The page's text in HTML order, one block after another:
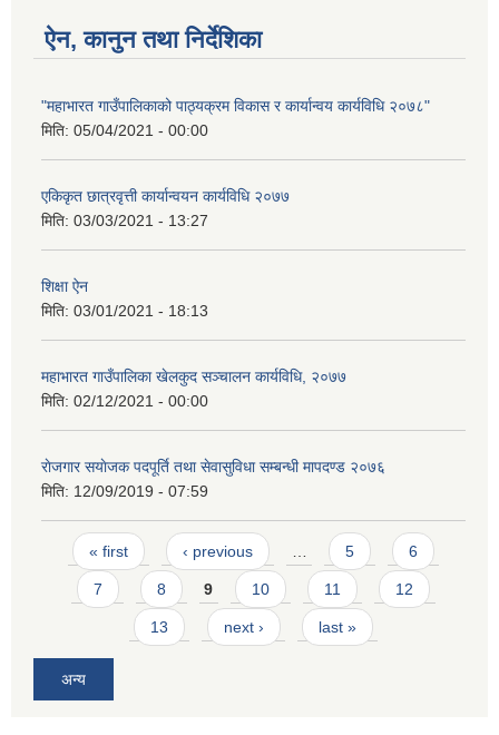
ऐन, कानुन तथा निर्देशिका
"महाभारत गाउँपालिकाको पाठ्यक्रम विकास र कार्यान्वय कार्यविधि २०७८"
मिति: 05/04/2021 - 00:00
एकिकृत छात्रवृत्ती कार्यान्वयन कार्यविधि २०७७
मिति: 03/03/2021 - 13:27
शिक्षा ऐन
मिति: 03/01/2021 - 18:13
महाभारत गाउँपालिका खेलकुद सञ्चालन कार्यविधि, २०७७
मिति: 02/12/2021 - 00:00
राेजगार स‌याेजक पदपूर्ति तथा सेवासुविधा सम्बन्धी मापदण्ड २०७६
मिति: 12/09/2019 - 07:59
Pages
« first ‹ previous 5 6
7 8 9 10 11 12
13 next › last »
अन्य